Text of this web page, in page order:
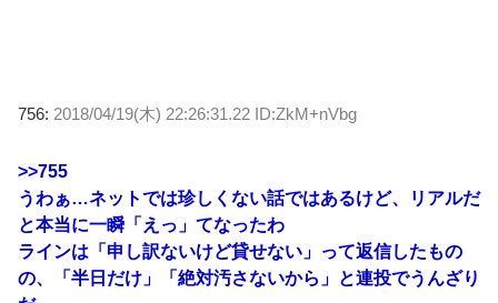
756: 2018/04/19(木) 22:26:31.22 ID:ZkM+nVbg
>>755
うわぁ…ネットでは珍しくない話ではあるけど、リアルだ
と本当に一瞬「えっ」てなったわ
ラインは「申し訳ないけど貸せない」って返信したもの
の、「半日だけ」「絶対汚さないから」と連投でうんざり